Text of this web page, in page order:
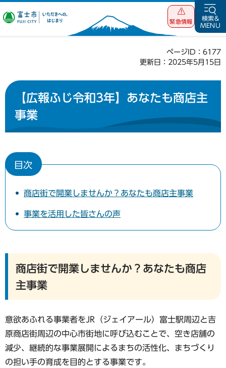
富士市 いただ
緊急情報
検索&
MENU
ページID：6177
更新日：2025年5月15日
【広報ふじ令和3年】あなたも商店主
事業
目次
商店街で開業しませんか？あなたも商店主事業
事業を活用した皆さんの声
商店街で開業しませんか？あなたも商店
主事業
意欲あふれる事業者をJR（ジェイアール）富士駅周辺と吉
原商店街周辺の中心市街地に呼び込むことで、空き店舗の
減少、継続的な事業展開によるまちの活性化、まちづくり
の担い手の育成を目的とする事業です。